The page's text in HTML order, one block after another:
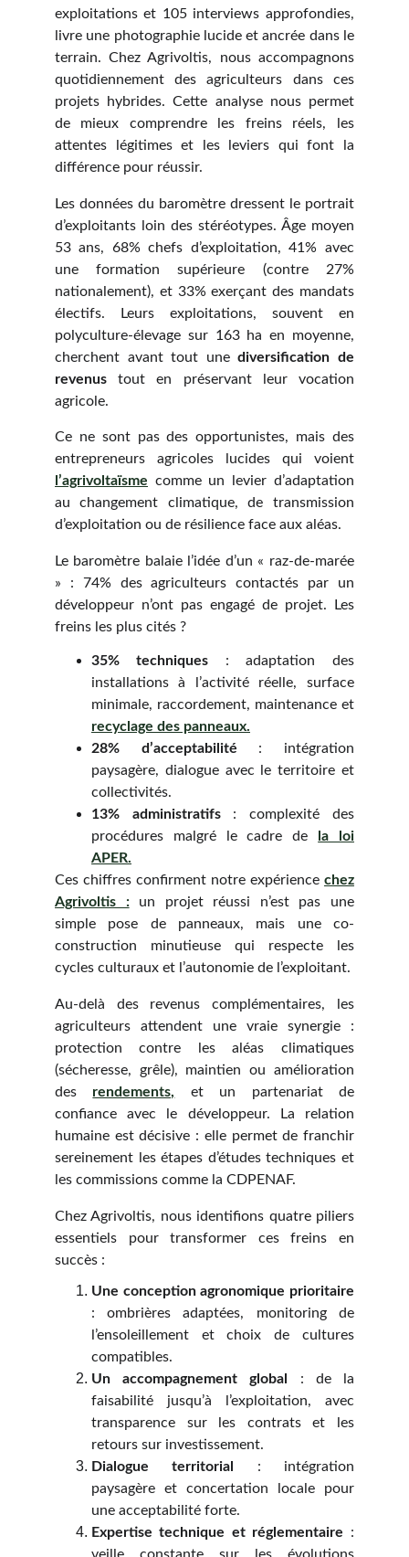
exploitations et 105 interviews approfondies,
livre une photographie lucide et ancrée dans le
terrain. Chez Agrivoltis, nous accompagnons
quotidiennement des agriculteurs dans ces
projets hybrides. Cette analyse nous permet
de mieux comprendre les freins réels, les
attentes légitimes et les leviers qui font la
différence pour réussir.
Les données du baromètre dressent le portrait
d’exploitants loin des stéréotypes. Âge moyen
53 ans, 68% chefs d’exploitation, 41% avec
une formation supérieure (contre 27%
nationalement), et 33% exerçant des mandats
électifs. Leurs exploitations, souvent en
polyculture-élevage sur 163 ha en moyenne,
cherchent avant tout unediversification de
revenus tout en préservant leur vocation
agricole.
Ce ne sont pas des opportunistes, mais des
entrepreneurs agricoles lucides qui voient
l’agrivoltaïsme comme un levier d’adaptation
au changement climatique, de transmission
d’exploitation ou de résilience face aux aléas.
Le baromètre balaie l’idée d’un « raz-de-marée
» : 74% des agriculteurs contactés par un
développeur n’ont pas engagé de projet. Les
freins les plus cités ?
35% techniques : adaptation des
installations à l’activité réelle, surface
minimale, raccordement, maintenance et
recyclage des panneaux.
28% d’acceptabilité : intégration
paysagère, dialogue avec le territoire et
collectivités.
13% administratifs: complexité des
procédures malgré le cadre de
la loi
APER.
Ces chiffres confirment notre expérience chez
Agrivoltis :un projet réussi n’est pas une
simple pose de panneaux, mais une co-
construction minutieuse qui respecte les
cycles culturaux et l’autonomie de l’exploitant.
Au-delà des revenus complémentaires, les
agriculteurs attendent une vraie synergie :
protection contre les aléas climatiques
(sécheresse, grêle), maintien ou amélioration
des rendements, et un partenariat de
confiance avec le développeur. La relation
humaine est décisive : elle permet de franchir
sereinement les étapes d’études techniques et
les commissions comme la CDPENAF.
Chez Agrivoltis, nous identifions quatre piliers
essentiels pour transformer ces freins en
succès :
Une conception agronomique prioritaire
: ombrières adaptées, monitoring de
l’ensoleillement et choix de cultures
compatibles.
Un accompagnement global
: de la
faisabilité jusqu’à l’exploitation, avec
transparence sur les contrats et les
retours sur investissement.
Dialogue territorial
: intégration
paysagère et concertation locale pour
une acceptabilité forte.
Expertise technique et réglementaire :